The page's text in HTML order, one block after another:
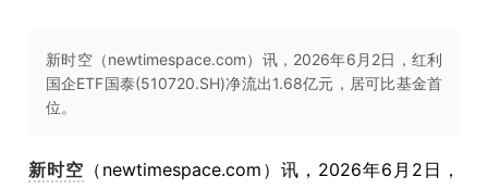
新时空（newtimespace.com）讯，2026年6月2日，红利
国企ETF国泰(510720.SH)净流出1.68亿元，居可比基金首
位。
新时空 （ newtimespace.com ）讯， 2026年6月2日，